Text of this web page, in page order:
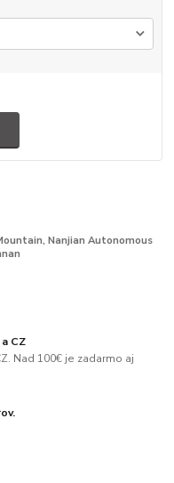
Nanjian Autonomous
CZ
Nad 100€ je zadarmo aj